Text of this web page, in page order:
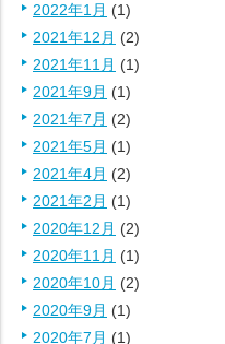
2022年1月 (1)
2021年12月 (2)
2021年11月 (1)
2021年9月 (1)
2021年7月 (2)
2021年5月 (1)
2021年4月 (2)
2021年2月 (1)
2020年12月 (2)
2020年11月 (1)
2020年10月 (2)
2020年9月 (1)
2020年7月 (1)